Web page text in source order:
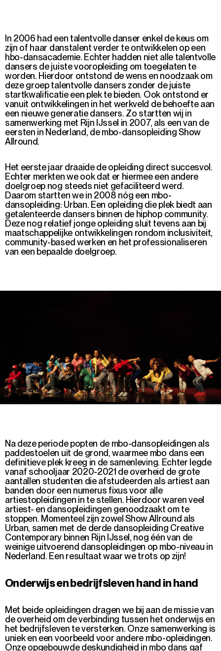
In 2006 had een talentvolle danser enkel de keus om
zijn of haar danstalent verder te ontwikkelen op een
hbo-dansacademie. Echter hadden niet alle talentvolle
dansers de juiste vooropleiding om toegelaten te
worden. Hierdoor ontstond dewens en noodzaak om
dezegroep talentvolle dansers zonder de juiste
startkwalificatieeen plek te bieden. Ook ontstond er
vanuit ontwikkelingen in het werkveld de behoefte aan
een nieuwe generatie dansers. Zo startten wij in
samenwerking met Rijn IJssel in 2007, als een van de
eersten in Nederland, de mbo-dansopleiding Show
Allround.
Het eerste jaar draaide de opleiding direct succesvol.
Echter merkten we ook dat er hiermee een andere
doelgroep nog steeds niet gefaciliteerd werd.
Daarom startten we in 2008 nóg een mbo-
dansopleiding: Urban. Een opleiding die plek biedt aan
getalenteerde dansers binnen de hiphop community.
Deze nog relatief jonge opleiding sluit tevens aan bij
maatschappelijke ontwikkelingen rondom inclusiviteit,
community-basedwerken en het professionaliseren
van een bepaalde doelgroep.
Na deze periode popten de mbo-dansopleidingen als
paddestoelen uit de grond, waarmee mbo dans een
definitieve plek kreeg in de samenleving. Echter legde
vanaf schooljaar 2020-2021 de overheid de grote
aantallen studenten die afstudeerden als artiest aan
banden door een numerus fixus voor alle
artiestopleidingen in te stellen. Hierdoor waren veel
artiest- en dansopleidingen genoodzaakt om te
stoppen. Momenteel zijn zowel Show Allround als
Urban, samen met de derde dansopleiding Creative
Contemporary binnen Rijn IJssel, nog één van de
weinige uitvoerend dansopleidingen op mbo-niveau in
Nederland. Een resultaat waar we trots op zijn!
Onderwijs en bedrijfsleven hand in hand
Met beide opleidingen dragen we bij aan de missie van
de overheid om de verbinding tussen het onderwijs en
het bedrijfsleven te versterken. Onze samenwerking is
uniek en een voorbeeld voor andere mbo-opleidingen.
Onze opgebouwde deskundigheid in mbo dans gaf